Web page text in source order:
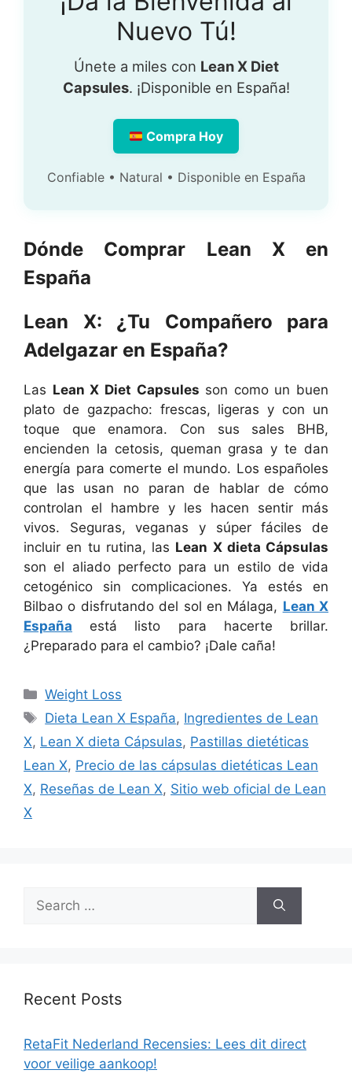
Nuevo Tú!
Únete a miles con Lean X Diet
Capsules. ¡Disponible en España!
Compra Hoy
Confiable • Natural • Disponible en España
Dónde Comprar Lean X en
España
Lean X: ¿Tu Compañero para
Adelgazar en España?
Las Lean X Diet Capsules son como un buen
plato de gazpacho: frescas, ligeras y con un
toque que enamora. Con sus sales BHB,
encienden la cetosis, queman grasa y te dan
energía para comerte el mundo. Los españoles
que las usan no paran de hablar de cómo
controlan el hambre y les hacen sentir más
vivos. Seguras, veganas y súper fáciles de
incluir en tu rutina, las Lean X dieta Cápsulas
son el aliado perfecto para un estilo de vida
cetogénico sin complicaciones. Ya estés en
Bilbao o disfrutando del sol en Málaga, Lean X
España está listo para hacerte brillar.
¿Preparado para el cambio? ¡Dale caña!
Categories
Weight Loss
Tags
Dieta Lean X España, Ingredientes de Lean
X, Lean X dieta Cápsulas, Pastillas dietéticas
Lean X, Precio de las cápsulas dietéticas Lean
X, Reseñas de Lean X, Sitio web oficial de Lean
X
Search
for:
Recent Posts
RetaFit Nederland Recensies: Lees dit direct
voor veilige aankoop!